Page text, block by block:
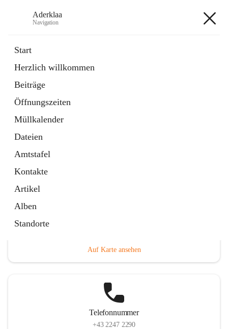
Aderklaa
Navigation
Start
Herzlich willkommen
Beiträge
Öffnungszeiten
Müllkalender
Dateien
Amtstafel
Kontakte
Artikel
Alben
Standorte
6 Schnellzugriffe
Gemeinde
3 Schnellzugriffe
Auf Karte ansehen
Telefonnummer
+43 2247 2290